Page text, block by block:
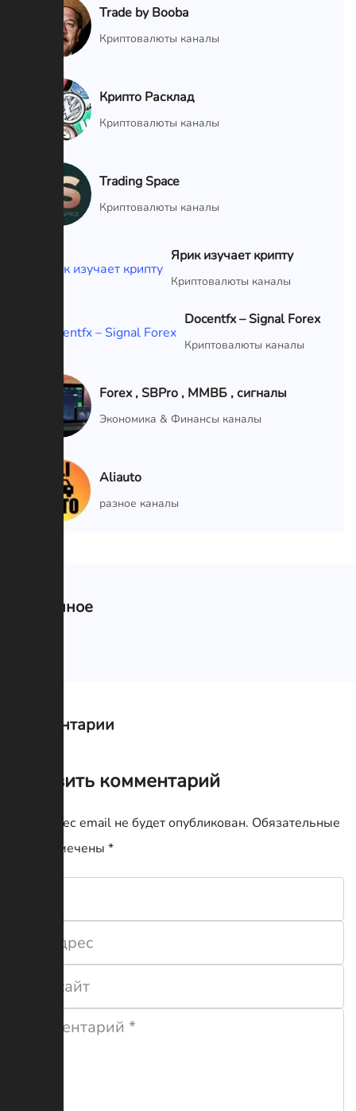
Trade by Booba
Криптовалюты каналы
Крипто Расклад
Криптовалюты каналы
Trading Space
Криптовалюты каналы
Ярик изучает крипту
Криптовалюты каналы
Docentfx – Signal Forex
Криптовалюты каналы
Forex , SBPro , ММВБ , сигналы
Экономика & Финансы каналы
Aliauto
разное каналы
Связанное
Комментарии
Оставить комментарий
Ваш адрес email не будет опубликован. Обязательные
поля помечены *